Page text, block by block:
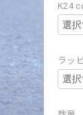
K24
ラッ